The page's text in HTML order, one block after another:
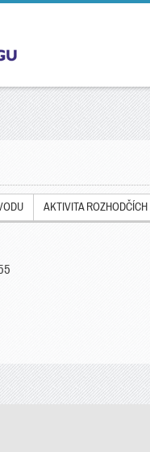
AKTIVITA ROZHODČÍCH